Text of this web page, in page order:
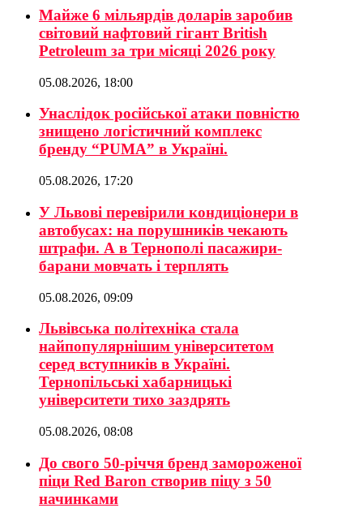
Майже 6 мільярдів доларів заробив
світовий нафтовий гігант British
Petroleum за три місяці 2026 року
05.08.2026, 18:00
Унаслідок російської атаки повністю
знищено логістичний комплекс
бренду “PUMA” в Україні.
05.08.2026, 17:20
У Львові перевірили кондиціонери в
автобусах: на порушників чекають
штрафи. А в Тернополі пасажири-
барани мовчать і терплять
05.08.2026, 09:09
Львівська політехніка стала
найпопулярнішим університетом
серед вступників в Україні.
Тернопільські хабарницькі
університети тихо заздрять
05.08.2026, 08:08
До свого 50-річчя бренд замороженої
піци Red Baron створив піцу з 50
начинками